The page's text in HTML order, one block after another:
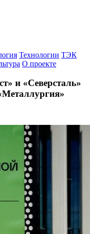
Технологии ТЭК
О проекте
и «Северсталь»